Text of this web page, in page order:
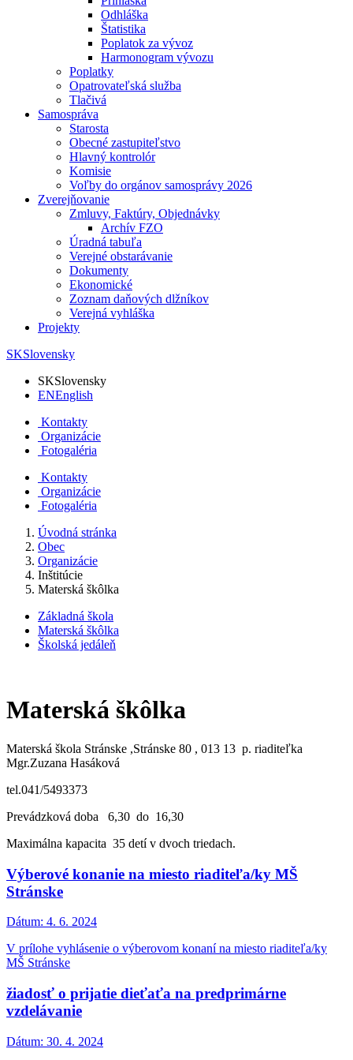
Odhláška
Štatistika
Poplatok za vývoz
Harmonogram vývozu
Poplatky
Opatrovateľská služba
Tlačivá
Samospráva
Starosta
Obecné zastupiteľstvo
Hlavný kontrolór
Komisie
Voľby do orgánov samosprávy 2026
Zverejňovanie
Zmluvy, Faktúry, Objednávky
Archív FZO
Úradná tabuľa
Verejné obstarávanie
Dokumenty
Ekonomické
Zoznam daňových dlžníkov
Verejná vyhláška
Projekty
SKSlovensky
SKSlovensky
ENEnglish
Kontakty
Organizácie
Fotogaléria
Kontakty
Organizácie
Fotogaléria
Úvodná stránka
Obec
Organizácie
Inštitúcie
Materská škôlka
Základná škola
Materská škôlka
Školská jedáleň
Materská škôlka
Materská škola Stránske ,Stránske 80 , 013 13 p. riaditeľka
Mgr.Zuzana Hasáková
tel.041/5493373
Prevádzková doba 6,30 do 16,30
Maximálna kapacita 35 detí v dvoch triedach.
Výberové konanie na miesto riaditeľa/ky MŠ
Stránske
Dátum: 4. 6. 2024
V prílohe vyhlásenie o výberovom konaní na miesto riaditeľa/ky
MŠ Stránske
žiadosť o prijatie dieťaťa na predprimárne
vzdelávanie
Dátum: 30. 4. 2024